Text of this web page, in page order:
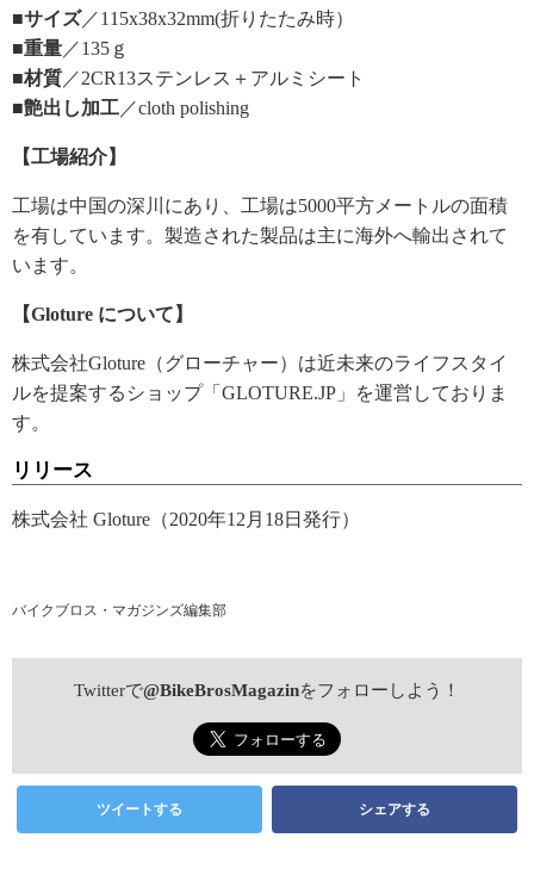
■サイズ／115x38x32mm(折りたたみ時）
■重量 ／135ｇ
■材質 ／2CR13ステンレス＋アルミシート
■艶出し加工 ／cloth polishing
【工場紹介】
工場は中国の深川にあり、工場は5000平方メートルの面積
を有しています。製造された製品は主に海外へ輸出されて
います。
【Gloture について】
株式会社Gloture（グローチャー）は近未来のライフスタイ
ルを提案するショップ「GLOTURE.JP」を運営しておりま
す。
リリース
株式会社 Gloture（2020年12月18日発行）
バイクブロス・マガジンズ編集部
Twitterで@BikeBrosMagazinをフォローしよう！
ツイートする シェアする